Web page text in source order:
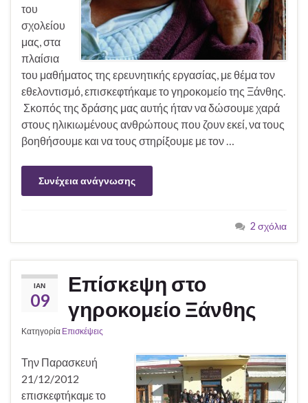
του
σχολείου
μας, στα
πλαίσια
του μαθήματος της ερευνητικής εργασίας, με θέμα τον
εθελοντισμό, επισκεφτήκαμε το γηροκομείο της Ξάνθης.
Σκοπός της δράσης μας αυτής ήταν να δώσουμε χαρά
στους ηλικιωμένους ανθρώπους που ζουν εκεί, να τους
βοηθήσουμε και να τους στηρίξουμε με τον …
Συνέχεια ανάγνωσης
2 σχόλια
ΙΑΝ
09
Επίσκεψη στο
γηροκομείο Ξάνθης
Κατηγορία Επισκέψεις
Την Παρασκευή
21/12/2012
επισκεφτήκαμε το